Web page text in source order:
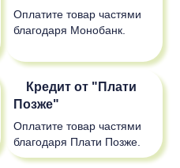
Оплатите товар частями
благодаря Монобанк.
Кредит от "Плати
Позже"
Оплатите товар частями
благодаря Плати Позже.